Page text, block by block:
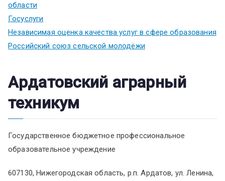
области
Госуслуги
Независимая оценка качества услуг в сфере образования
Российский союз сельской молодёжи
Ардатовский аграрный
техникум
Государственное бюджетное профессиональное
образовательное учреждение
607130, Нижегородская область, р.п. Ардатов, ул. Ленина,